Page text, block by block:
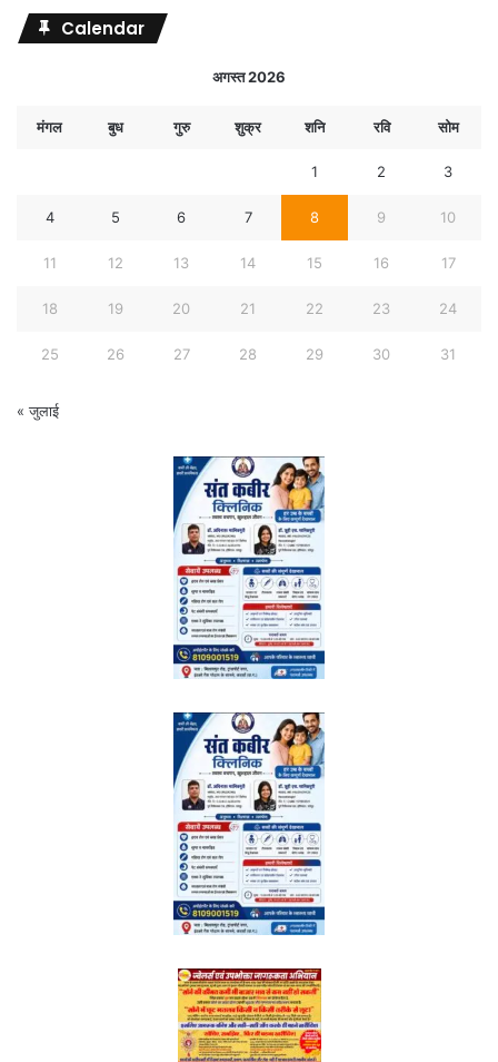
Calendar
अगस्त 2026
मंगल बुध गुरु शुक्र शनि रवि सोम
1 2 3
4 5 6 7 8 9 10
11 12 13 14 15 16 17
18 19 20 21 22 23 24
25 26 27 28 29 30 31
« जुलाई